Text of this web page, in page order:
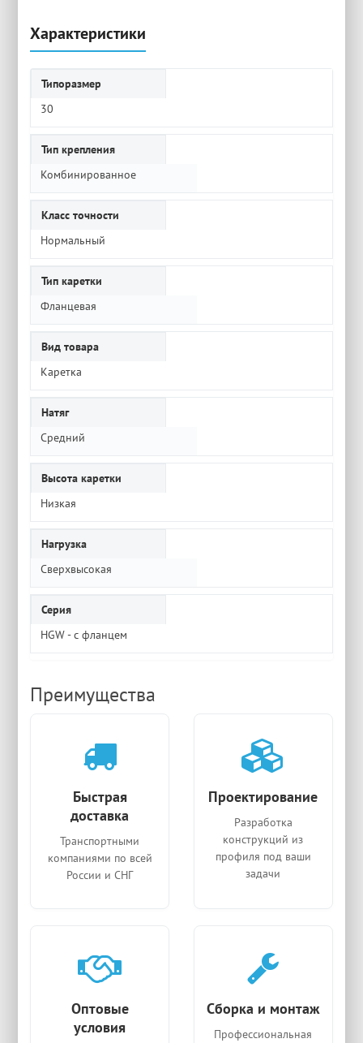
Характеристики
Типоразмер
30
Тип крепления
Комбинированное
Класс точности
Нормальный
Тип каретки
Фланцевая
Вид товара
Каретка
Натяг
Средний
Высота каретки
Низкая
Нагрузка
Сверхвысокая
Серия
HGW - с фланцем
Преимущества
Быстрая
доставка
Транспортными
компаниями по всей
России и СНГ
Проектирование
Разработка
конструкций из
профиля под ваши
задачи
Оптовые
условия
Сборка и монтаж
Профессиональная